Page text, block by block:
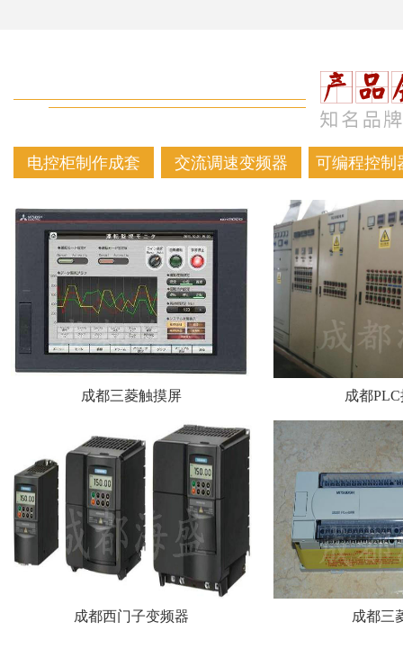
电控柜制作成套 交流调速变频器 可编程控制
成都三菱触摸屏 成都
成都西门子变频器 成都三